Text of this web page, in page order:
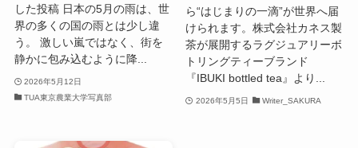
した投稿 日本の5月の雨は、世
界の多くの国の雨とは少し違
う。 激しい嵐ではなく、街を
静かに包み込むように降...
2026年5月12日
TUA東京農業大学写真部
ら“はじまりの一滴”が世界へ届
けられます。株式会社カネス製
茶が展開するラグジュアリーボ
トリングティーブランド
『IBUKI bottled tea』より...
2026年5月5日 Writer_SAKURA